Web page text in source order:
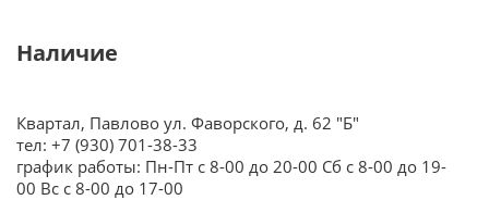
Наличие
Квартал, Павлово ул. Фаворского, д. 62 "Б"
тел: +7 (930) 701-38-33
график работы: Пн-Пт с 8-00 до 20-00 Сб с 8-00 до 19-
00 Вс с 8-00 до 17-00